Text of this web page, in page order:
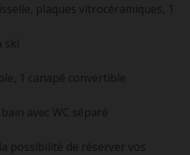
plaques vitrocéramiques, 1
ski
1 canapé convertible
avec WC séparé
possibilité de réserver vos